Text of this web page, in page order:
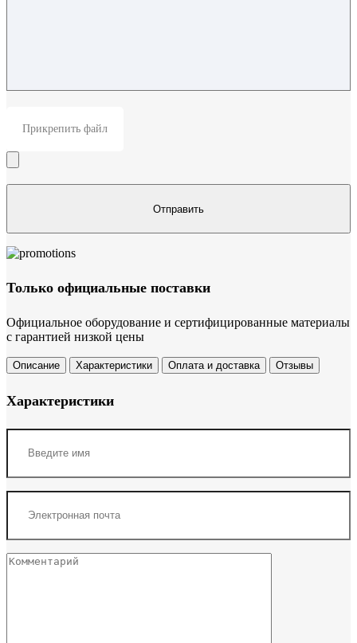
Прикрепить файл
Только официальные поставки
Официальное оборудование и сертифицированные материалы
с гарантией низкой цены
Описание Характеристики Оплата и доставка Отзывы
Характеристики